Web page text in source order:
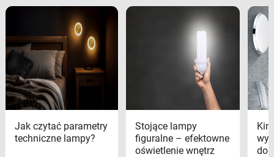
Jak czytać parametry
techniczne lampy?
Stojące lampy
figuralne – efektowne
oświetlenie wnętrz